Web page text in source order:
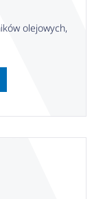
olejowych,